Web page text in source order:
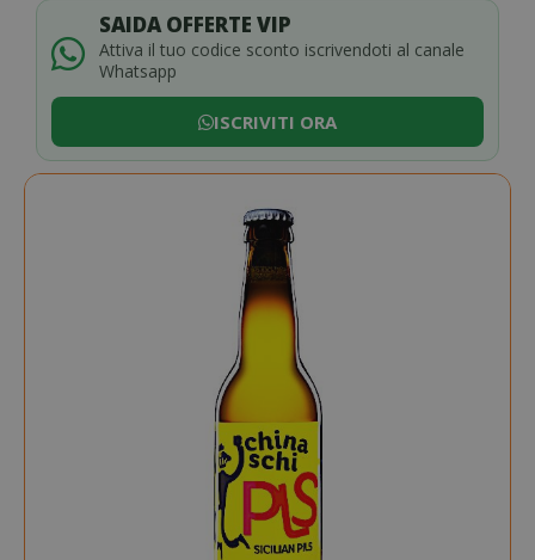
SAIDA OFFERTE VIP
Attiva il tuo codice sconto iscrivendoti al canale
Whatsapp
ISCRIVITI ORA